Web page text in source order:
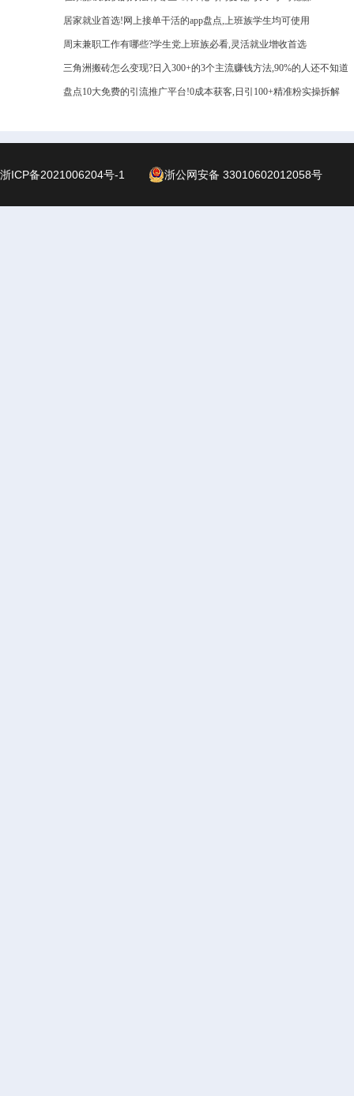
居家就业首选!网上接单干活的app盘点,上班族学生均可使用
周末兼职工作有哪些?学生党上班族必看,灵活就业增收首选
三角洲搬砖怎么变现?日入300+的3个主流赚钱方法,90%的人还不知道
盘点10大免费的引流推广平台!0成本获客,日引100+精准粉实操拆解
浙ICP备2021006204号-1 浙公网安备 33010602012058号